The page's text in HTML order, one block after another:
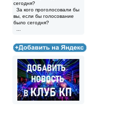
сегодня?
За кого проголосовали бы
вы, если бы голосование
было сегодня?